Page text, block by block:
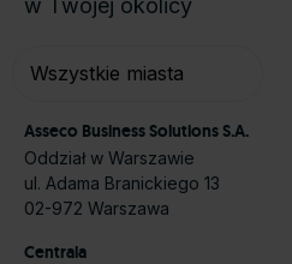
w Twojej okolicy
Asseco Business Solutions S.A.
Oddział w Warszawie
ul. Adama Branickiego 13
02-972 Warszawa
Centrala